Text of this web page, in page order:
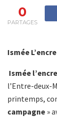
0
PARTAGES
Ismée
Ismée
l’Entre-deux-
printemps,
campagne »